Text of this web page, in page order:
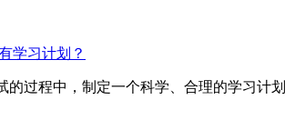
学习计划？
的过程中，制定一个科学、合理的学习